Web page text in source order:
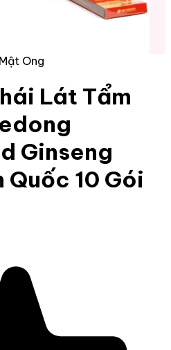
Ong
Lát Tẩm
Ginseng
Quốc 10 Gói